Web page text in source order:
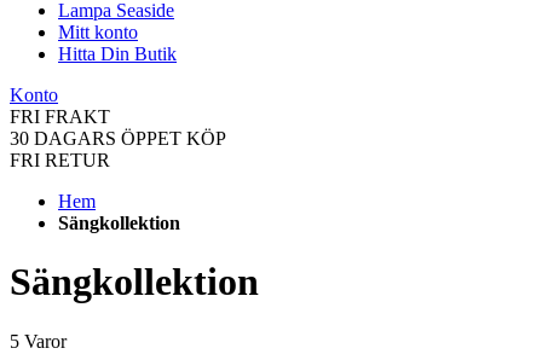
Lampa Seaside
Mitt konto
Hitta Din Butik
Konto
FRI FRAKT
30 DAGARS ÖPPET KÖP
FRI RETUR
Hem
Sängkollektion
Sängkollektion
5 Varor